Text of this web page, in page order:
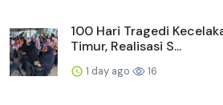
100 Hari Tragedi
Timur, Realisasi S...
1 day ago 16